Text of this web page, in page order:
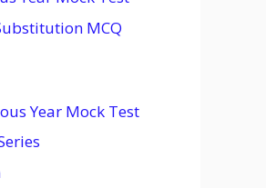
MCQ
Year Mock Test